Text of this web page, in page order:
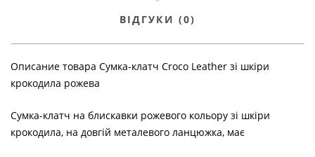
ВІДГУКИ (0)
Описание товара Сумка-клатч Croco Leather зі шкіри
крокодила рожева
Сумка-клатч на блискавки рожевого кольору зі шкіри
крокодила, на довгій металевого ланцюжка, має